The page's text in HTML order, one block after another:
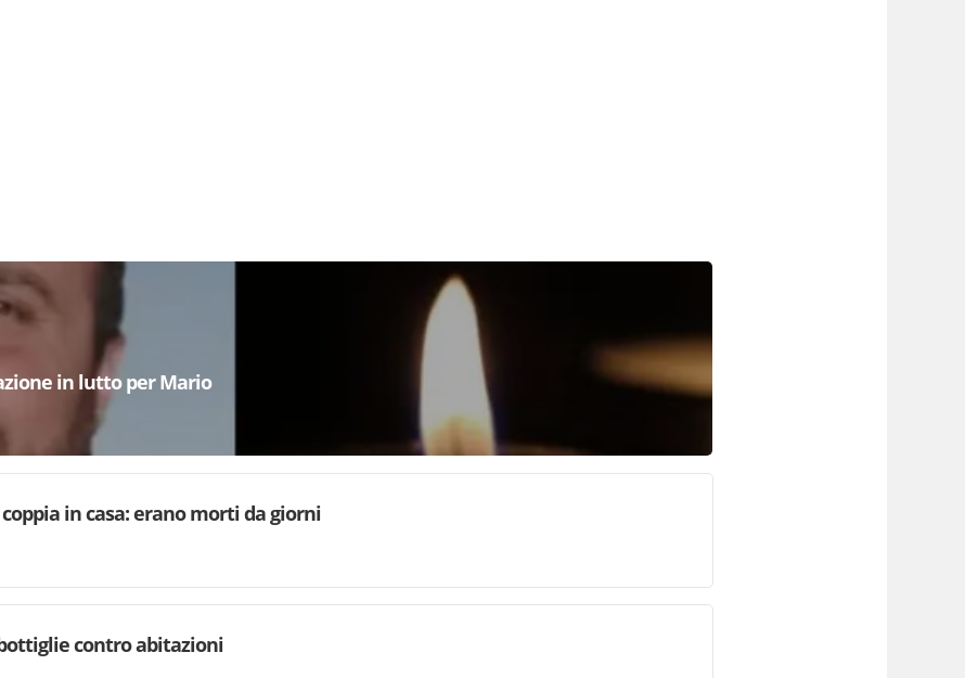
in lutto per Mario
in casa: erano morti da giorni
contro abitazioni